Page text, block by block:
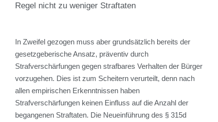
Regel nicht zu weniger Straftaten
In Zweifel gezogen muss aber grundsätzlich bereits der
gesetzgeberische Ansatz, präventiv durch
Strafverschärfungen gegen strafbares Verhalten der Bürger
vorzugehen. Dies ist zum Scheitern verurteilt, denn nach
allen empirischen Erkenntnissen haben
Strafverschärfungen keinen Einfluss auf die Anzahl der
begangenen Straftaten. Die Neueinführung des § 315d